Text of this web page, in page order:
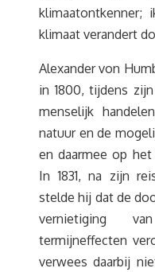
klimaat verandert
Alexander von
in 1800, tijdens
menselijk
natuur en de
en daarmee op
In 1831, na zijn
stelde hij dat de
vernietiging
termijneffecten
verwees daarbij